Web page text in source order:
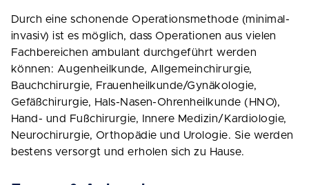
Durch eine schonende Operationsmethode (minimal-
invasiv) ist es möglich, dass Operationen aus vielen
Fachbereichen ambulant durchgeführt werden
können: Augenheilkunde, Allgemeinchirurgie,
Bauchchirurgie, Frauenheilkunde/Gynäkologie,
Gefäßchirurgie, Hals-Nasen-Ohrenheilkunde (HNO),
Hand- und Fußchirurgie, Innere Medizin/Kardiologie,
Neurochirurgie, Orthopädie und Urologie. Sie werden
bestens versorgt und erholen sich zu Hause.